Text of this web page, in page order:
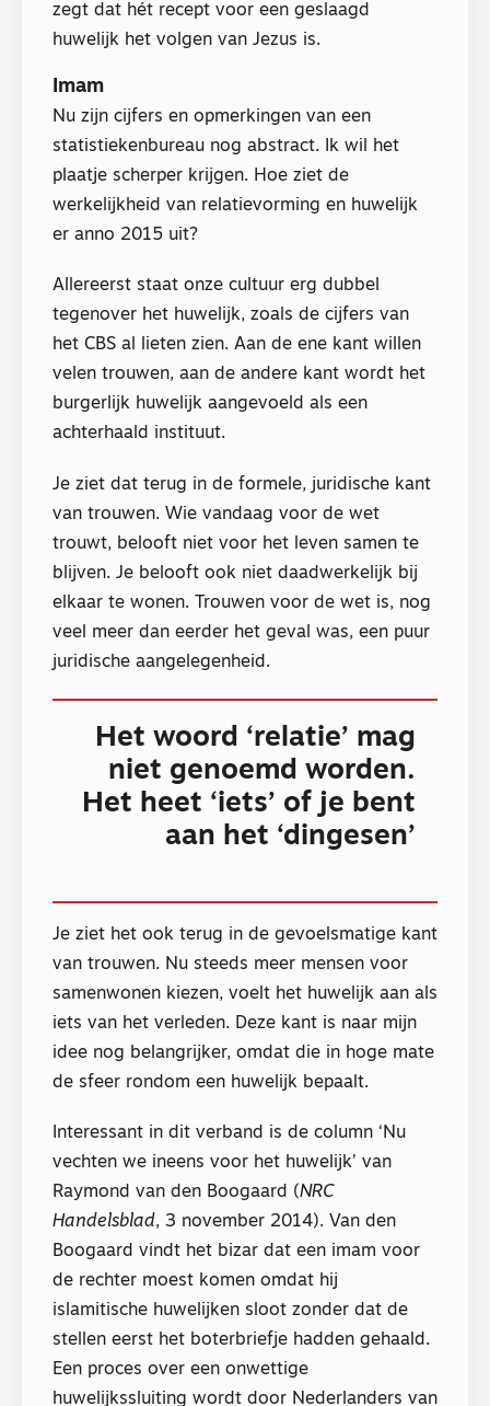
zegt dat hét recept voor een geslaagd
huwelijk het volgen van Jezus is.
Imam
Nu zijn cijfers en opmerkingen van een
statistiekenbureau nog abstract. Ik wil het
plaatje scherper krijgen. Hoe ziet de
werkelijkheid van relatievorming en huwelijk
er anno 2015 uit?
Allereerst staat onze cultuur erg dubbel
tegenover het huwelijk, zoals de cijfers van
het CBS al lieten zien. Aan de ene kant willen
velen trouwen, aan de andere kant wordt het
burgerlijk huwelijk aangevoeld als een
achterhaald instituut.
Je ziet dat terug in de formele, juridische kant
van trouwen. Wie vandaag voor de wet
trouwt, belooft niet voor het leven samen te
blijven. Je belooft ook niet daadwerkelijk bij
elkaar te wonen. Trouwen voor de wet is, nog
veel meer dan eerder het geval was, een puur
juridische aangelegenheid.
Het woord ‘relatie’ mag
niet genoemd worden.
Het heet ‘iets’ of je bent
aan het ‘dingesen’
Je ziet het ook terug in de gevoelsmatige kant
van trouwen. Nu steeds meer mensen voor
samenwonen kiezen, voelt het huwelijk aan als
iets van het verleden. Deze kant is naar mijn
idee nog belangrijker, omdat die in hoge mate
de sfeer rondom een huwelijk bepaalt.
Interessant in dit verband is de column ‘Nu
vechten we ineens voor het huwelijk’ van
Raymond van den Boogaard (NRC
Handelsblad, 3 november 2014). Van den
Boogaard vindt het bizar dat een imam voor
de rechter moest komen omdat hij
islamitische huwelijken sloot zonder dat de
stellen eerst het boterbriefje hadden gehaald.
Een proces over een onwettige
huwelijkssluiting wordt door Nederlanders van